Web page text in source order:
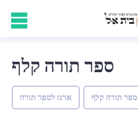
ספר תורה קלף
ארגז לספר תורה ספר תורה קלף